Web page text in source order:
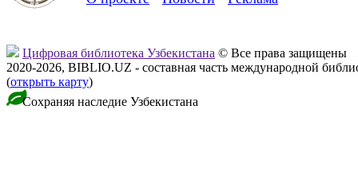
Цифровая библиотека Узбекистана © Все права защищены
2020-2026, BIBLIO.UZ - составная часть международной
(открыть карту)
Сохраняя наследие Узбекистана